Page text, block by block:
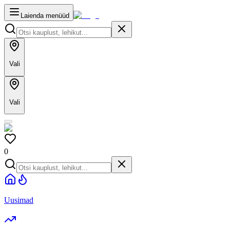
Laienda menüüd
Vali
Vali
0
Uusimad